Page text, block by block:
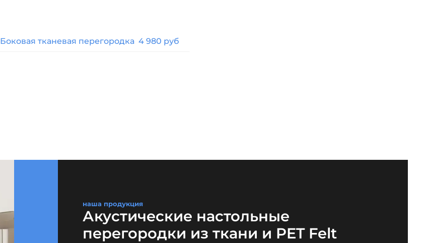
Боковая тканевая перегородка 4 980 руб
наша продукция
Акустические настольные
перегородки из ткани и PET Felt